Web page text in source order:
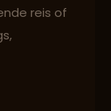
en milieu
reis of